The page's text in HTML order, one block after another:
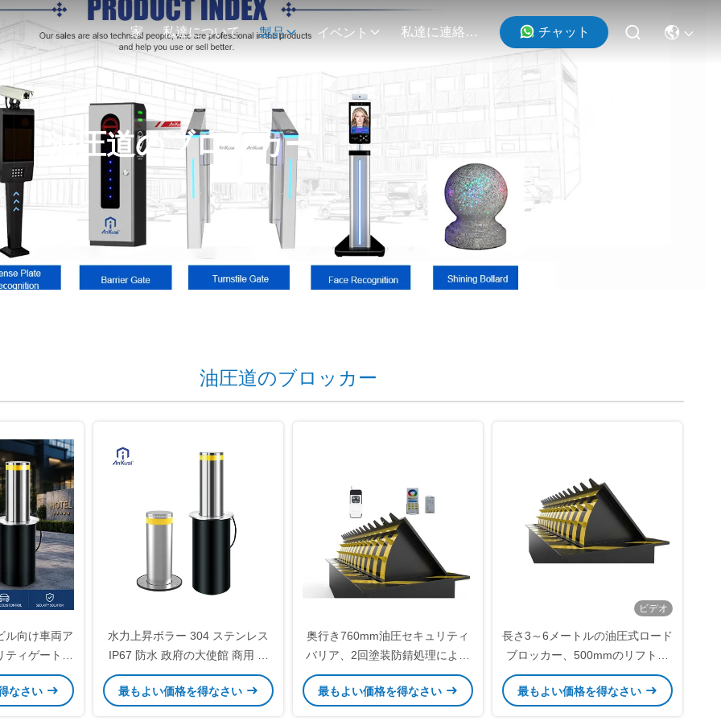
家 私達について 製品 イベント 私達に連絡しなさい チャット
油圧道のブロッカー
油圧道のブロッカー
ル向け車両ア
ィゲート用
自動ボラー
ッカー
なさい
水力上昇ボラー 304 ステンレス
IP67 防水 政府の大使館 商用 サ
ウジアラビア GCC
最もよい価格を得なさい
奥行き760mm油圧セキュリティ
バリア、2回塗装防錆処理による
セキュリティと車両通行制御
最もよい価格を得なさい
ビデオ
長さ3～6メートルの油圧式ロード
ブロッカー、500mmのリフト高
と30×90mmのブレード寸法が特
徴で、セキュリティに最適です。
最もよい価格を得なさい